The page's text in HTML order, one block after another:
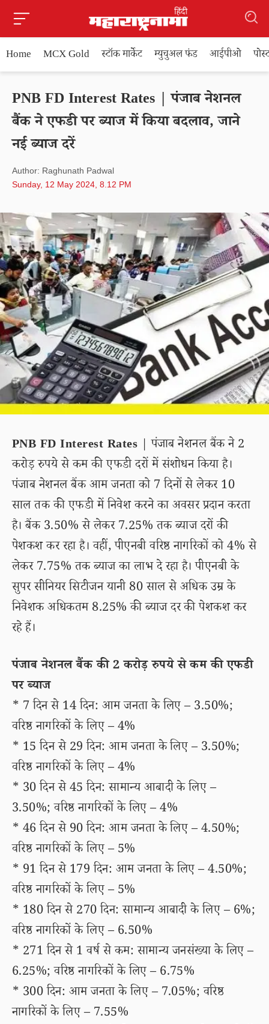
Home MCX Gold स्टॉक मार्केट म्युचुअल फंड आईपीओ
PNB FD Interest Rates | पंजाब नेशनल
बैंक ने एफडी पर ब्याज में किया बदलाव, जाने
नई ब्याज दरें
Author: Raghunath Padwal
Sunday, 12 May 2024, 8.12 PM
PNB FD Interest Rates | पंजाब नेशनल बैंक ने 2
करोड़ रुपये से कम की एफडी दरों में संशोधन किया है।
पंजाब नेशनल बैंक आम जनता को 7 दिनों से लेकर 10
साल तक की एफडी में निवेश करने का अवसर प्रदान करता
है। बैंक 3.50% से लेकर 7.25% तक ब्याज दरों की
पेशकश कर रहा है। वहीं, पीएनबी वरिष्ठ नागरिकों को 4% से
लेकर 7.75% तक ब्याज का लाभ दे रहा है। पीएनबी के
सुपर सीनियर सिटीजन यानी 80 साल से अधिक उम्र के
निवेशक अधिकतम 8.25% की ब्याज दर की पेशकश कर
रहे हैं।
पंजाब नेशनल बैंक की 2 करोड़ रुपये से कम की एफडी
पर ब्याज
* 7 दिन से 14 दिन: आम जनता के लिए – 3.50%;
वरिष्ठ नागरिकों के लिए – 4%
* 15 दिन से 29 दिन: आम जनता के लिए – 3.50%;
वरिष्ठ नागरिकों के लिए – 4%
* 30 दिन से 45 दिन: सामान्य आबादी के लिए –
3.50%; वरिष्ठ नागरिकों के लिए – 4%
* 46 दिन से 90 दिन: आम जनता के लिए – 4.50%;
वरिष्ठ नागरिकों के लिए – 5%
* 91 दिन से 179 दिन: आम जनता के लिए – 4.50%;
वरिष्ठ नागरिकों के लिए – 5%
* 180 दिन से 270 दिन: सामान्य आबादी के लिए – 6%;
वरिष्ठ नागरिकों के लिए – 6.50%
* 271 दिन से 1 वर्ष से कम: सामान्य जनसंख्या के लिए –
6.25%; वरिष्ठ नागरिकों के लिए – 6.75%
* 300 दिन: आम जनता के लिए – 7.05%; वरिष्ठ
नागरिकों के लिए – 7.55%